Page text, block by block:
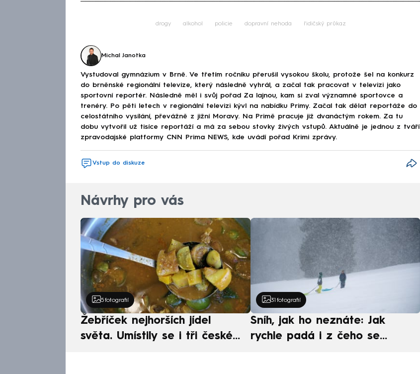
drogy alkohol policie dopravní nehoda řidičský průkaz
Michal Janotka
Vystudoval gymnázium v Brně. Ve třetím ročníku přerušil vysokou školu, protože šel na konkurz
do brněnské regionální televize, který následně vyhrál, a začal tak pracovat v televizi jako
sportovní reportér. Následně měl i svůj pořad Za lajnou, kam si zval významné sportovce a
trenéry. Po pěti letech v regionální televizi kývl na nabídku Primy. Začal tak dělat reportáže do
celostátního vysílání, převážně z jižní Moravy. Na Primě pracuje již dvanáctým rokem. Za tu
dobu vytvořil už tisíce reportáží a má za sebou stovky živých vstupů. Aktuálně je jednou z tváří
zpravodajské platformy CNN Prima NEWS, kde uvádí pořad Krimi zprávy.
Vstup do diskuze
Návrhy pro vás
5 fotografií
Žebříček nejhorších jídel
světa. Umístily se i tři české
31 fotografií
Sníh, jak ho neznáte: Jak
rychle padá i z čeho se